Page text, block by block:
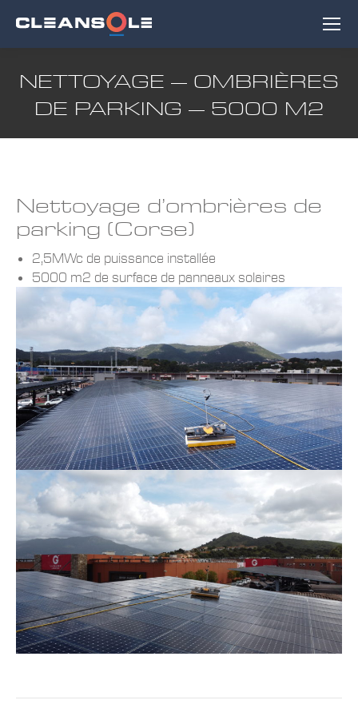
NETTOYAGE – OMBRIÈRES
DE PARKING – 5000 M2
Nettoyage d’ombrières de
parking (Corse)
2,5MWc de puissance installée
5000 m2 de surface de panneaux solaires